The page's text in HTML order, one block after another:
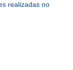
realizadas no